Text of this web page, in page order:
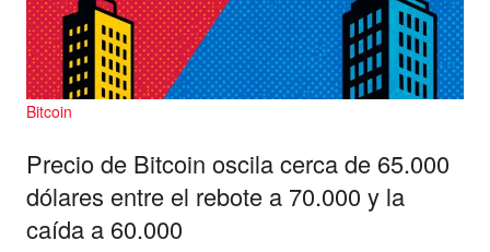
Bitcoin
Precio de Bitcoin oscila cerca de 65.000
dólares entre el rebote a 70.000 y la
caída a 60.000